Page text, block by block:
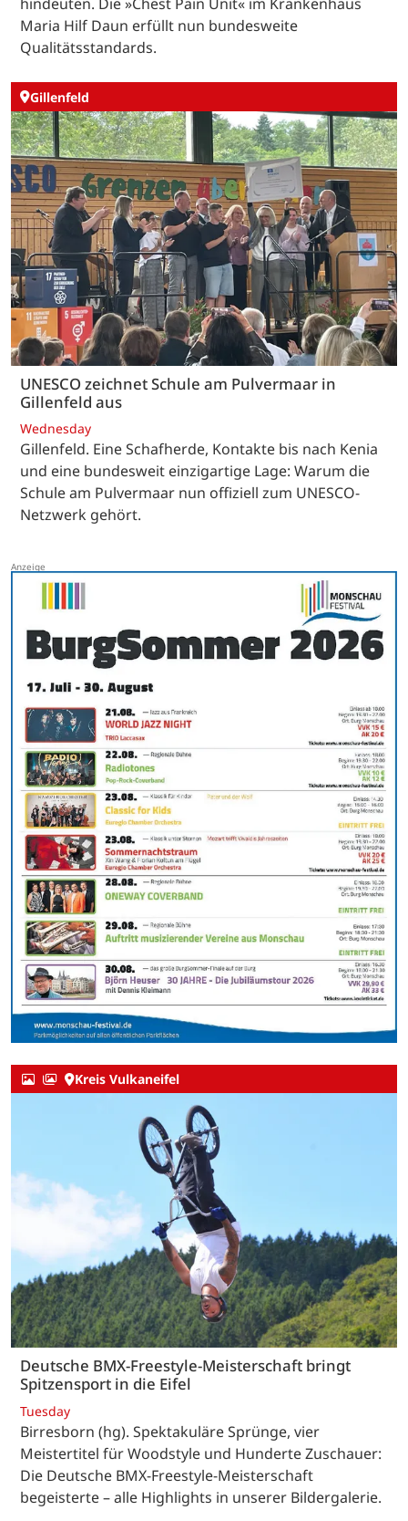
Maria Hilf Daun erfüllt nun bundesweite
Qualitätsstandards.
Gillenfeld
UNESCO zeichnet Schule am Pulvermaar in
Gillenfeld aus
Wednesday
Gillenfeld. Eine Schafherde, Kontakte bis nach Kenia
und eine bundesweit einzigartige Lage: Warum die
Schule am Pulvermaar nun offiziell zum UNESCO-
Netzwerk gehört.
Kreis Vulkaneifel
Deutsche BMX-Freestyle-Meisterschaft bringt
Spitzensport in die Eifel
Tuesday
Birresborn (hg). Spektakuläre Sprünge, vier
Meistertitel für Woodstyle und Hunderte Zuschauer:
Die Deutsche BMX-Freestyle-Meisterschaft
begeisterte – alle Highlights in unserer Bildergalerie.